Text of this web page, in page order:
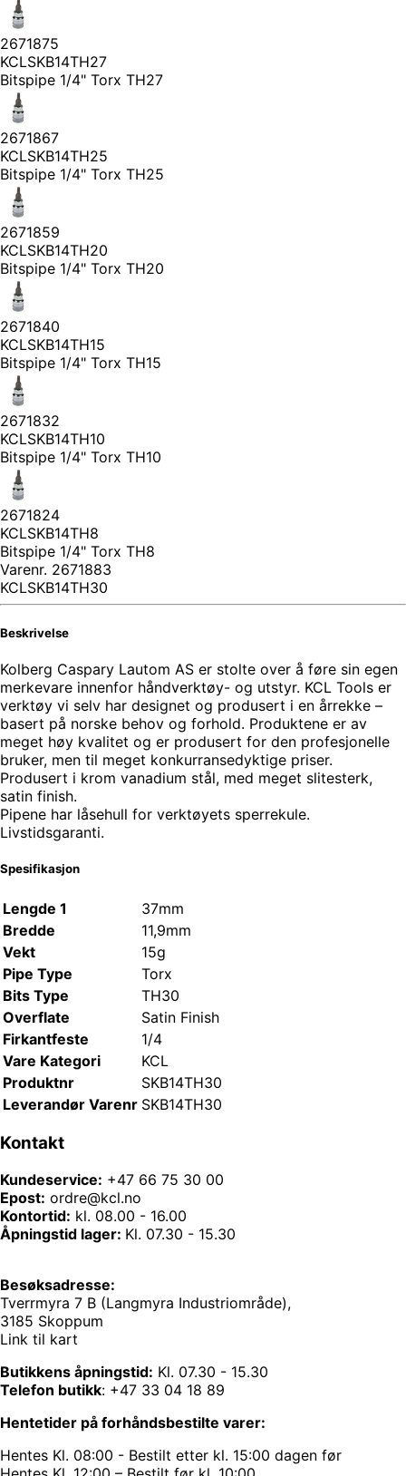
2671875
KCLSKB14TH27
Bitspipe 1/4" Torx TH27
2671867
KCLSKB14TH25
Bitspipe 1/4" Torx TH25
2671859
KCLSKB14TH20
Bitspipe 1/4" Torx TH20
2671840
KCLSKB14TH15
Bitspipe 1/4" Torx TH15
2671832
KCLSKB14TH10
Bitspipe 1/4" Torx TH10
2671824
KCLSKB14TH8
Bitspipe 1/4" Torx TH8
Varenr. 2671883
KCLSKB14TH30
Beskrivelse
Kolberg Caspary Lautom AS er stolte over å føre sin egen
merkevare innenfor håndverktøy- og utstyr. KCL Tools er
verktøy vi selv har designet og produsert i en årrekke –
basert på norske behov og forhold. Produktene er av
meget høy kvalitet og er produsert for den profesjonelle
bruker, men til meget konkurransedyktige priser.
Produsert i krom vanadium stål, med meget slitesterk,
satin finish.
Pipene har låsehull for verktøyets sperrekule.
Livstidsgaranti.
Spesifikasjon
Lengde 1
37mm
Bredde
11,9mm
Vekt
15g
Pipe Type
Torx
Bits Type
TH30
Overflate
Satin Finish
Firkantfeste
1/4
Vare Kategori
KCL
Produktnr
SKB14TH30
Leverandør Varenr SKB14TH30
Kontakt
Kundeservice: +47 66 75 30 00
Epost: ordre@kcl.no
Kontortid: kl. 08.00 - 16.00
Åpningstid lager: Kl. 07.30 - 15.30
Besøksadresse:
Tverrmyra 7 B (Langmyra Industriområde),
3185 Skoppum
Link til kart
Butikkens åpningstid: Kl. 07.30 - 15.30
Telefon butikk: +47 33 04 18 89
Hentetider på forhåndsbestilte varer:
Hentes Kl. 08:00 - Bestilt etter kl. 15:00 dagen før